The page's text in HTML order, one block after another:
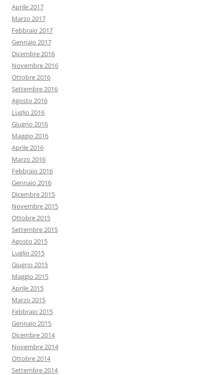
Aprile 2017
Marzo 2017
Febbraio 2017
Gennaio 2017
Dicembre 2016
Novembre 2016
Ottobre 2016
Settembre 2016
Agosto 2016
Luglio 2016
Giugno 2016
Maggio 2016
Aprile 2016
Marzo 2016
Febbraio 2016
Gennaio 2016
Dicembre 2015
Novembre 2015
Ottobre 2015
Settembre 2015
Agosto 2015
Luglio 2015
Giugno 2015
Maggio 2015
Aprile 2015
Marzo 2015
Febbraio 2015
Gennaio 2015
Dicembre 2014
Novembre 2014
Ottobre 2014
Settembre 2014